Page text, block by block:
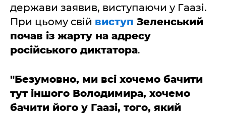
держави заявив, виступаючи у Гаазі.
При цьому свій виступ Зеленський
почав із жарту на адресу
російського диктатора.
"Безумовно, ми всі хочемо бачити
тут іншого Володимира, хочемо
бачити його у Гаазі, того, який